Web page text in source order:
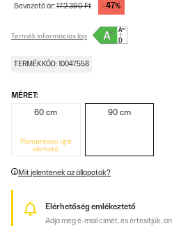
Bevezető ár:172 390 Ft -47%
Termék információs lap
TERMÉKKÓD: 10047558
MÉRET:
60 cm
Hamarosan újra
elérhető
90 cm
Mit jelentenek az állapotok?
Elérhetőség emlékeztető
Adja meg e-mail címét, és értesítjük,